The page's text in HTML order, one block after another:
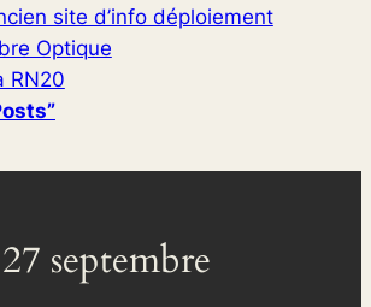
site d’info déploiement
Optique
RN20
septembre